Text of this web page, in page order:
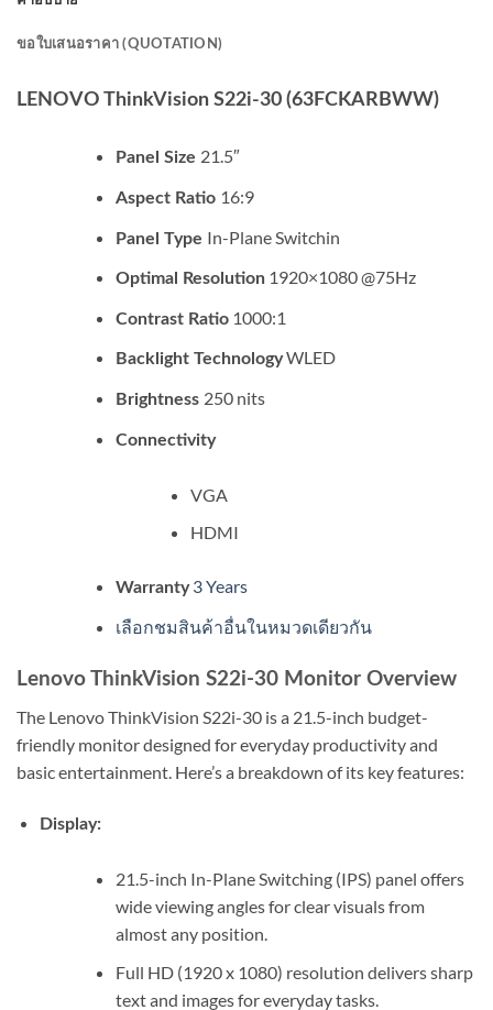
ขอใบเสนอราคา (QUOTATION)
LENOVO ThinkVision S22i-30 (63FCKARBWW)
Panel Size 21.5″
Aspect Ratio 16:9
Panel Type In-Plane Switchin
Optimal Resolution 1920×1080 @75Hz
Contrast Ratio1000:1
Backlight TechnologyWLED
Brightness 250 nits
Connectivity
VGA
HDMI
Warranty 3 Years
เลือกชมสินค้าอื่นในหมวดเดียวกัน
Lenovo ThinkVision S22i-30 Monitor Overview
The Lenovo ThinkVision S22i-30 is a 21.5-inch budget-
friendly monitor designed for everyday productivity and
basic entertainment. Here’s a breakdown of its key features:
Display:
21.5-inch In-Plane Switching (IPS) panel offers
wide viewing angles for clear visuals from
almost any position.
Full HD (1920 x 1080) resolution delivers sharp
text and images for everyday tasks.